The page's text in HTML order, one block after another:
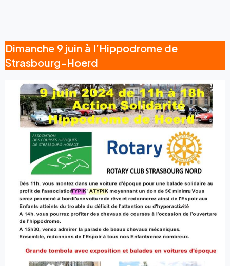
Dimanche 9 juin à l’Hippodrome de
Strasbourg-Hoerd